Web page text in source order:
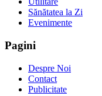
Sănătatea la Zi
Evenimente
Pagini
Despre Noi
Contact
Publicitate